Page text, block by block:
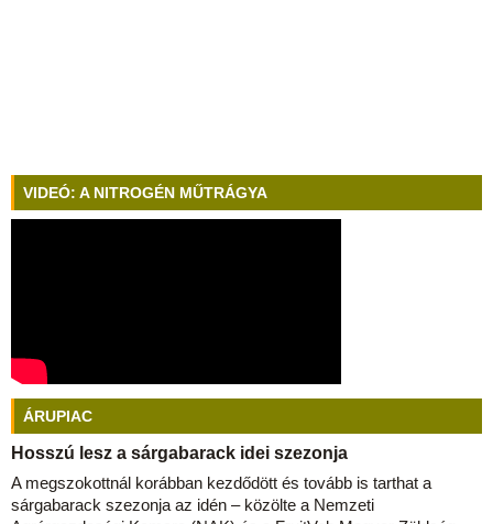
VIDEÓ: A NITROGÉN MŰTRÁGYA
ÁRUPIAC
Hosszú lesz a sárgabarack idei szezonja
A megszokottnál korábban kezdődött és tovább is tarthat a
sárgabarack szezonja az idén – közölte a Nemzeti